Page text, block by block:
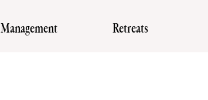
Management Retreats